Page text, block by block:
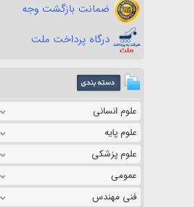
ضمانت بازگشت وجه
درگاه پرداخت ملت
علوم انسانی
علوم پایه
علوم پزشکی
عمومی
فنی مهندس